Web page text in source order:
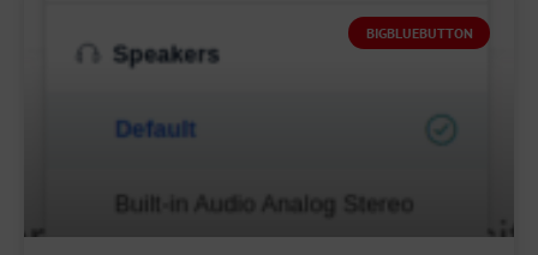
BIGBLUEBUTTON